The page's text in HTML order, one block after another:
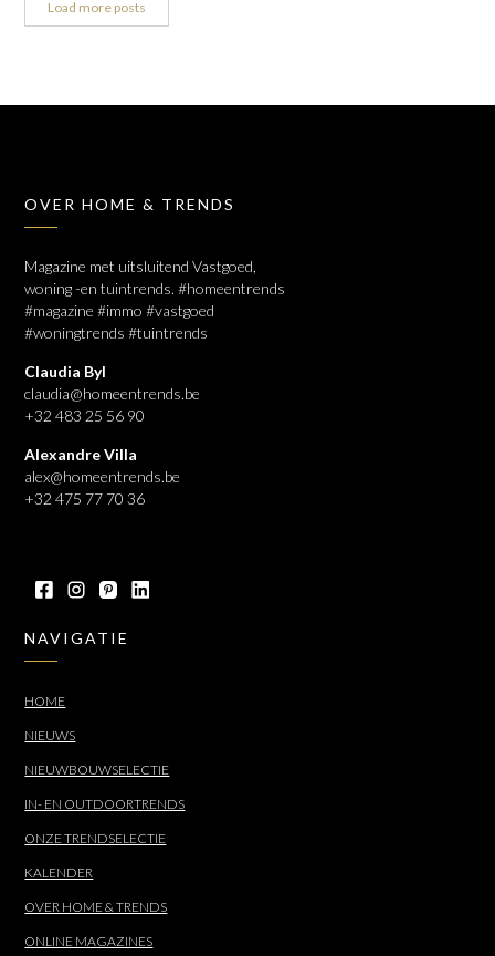
Load more posts
OVER HOME & TRENDS
Magazine met uitsluitend Vastgoed,
woning -en tuintrends. #homeentrends
#magazine #immo #vastgoed
#woningtrends #tuintrends
Claudia Byl
claudia@homeentrends.be
+32 483 25 56 90
Alexandre Villa
alex@homeentrends.be
+32 475 77 70 36
NAVIGATIE
HOME
NIEUWS
NIEUWBOUWSELECTIE
IN- EN OUTDOORTRENDS
ONZE TRENDSELECTIE
KALENDER
OVER HOME & TRENDS
ONLINE MAGAZINES